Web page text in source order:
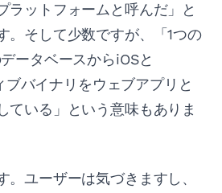
ラットフォームと呼んだ」と
。そして少数ですが、「1つの
ータベースからiOSと
バイナリをウェブアプリと
ている」という意味もありま
。ユーザーは気づきますし、